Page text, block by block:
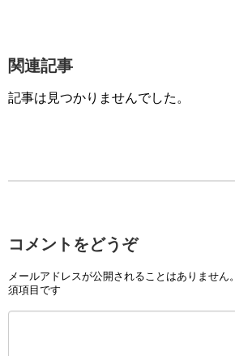
関連記事
記事は見つかりませんでした。
コメントをどうぞ
メールアドレスが公開されることはありません。
須項目です